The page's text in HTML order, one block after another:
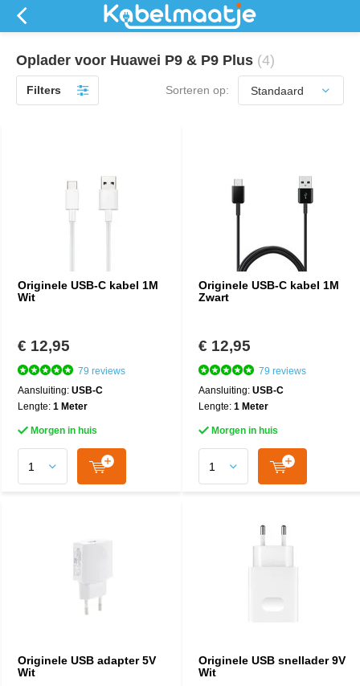
Oplader voor Huawei P9 & P9 Plus (4)
Filters Sorteren op:
Originele USB-C kabel 1M
Wit
€ 12,95
79 reviews
Aansluiting: USB-C
Lengte: 1 Meter
Morgen in huis
Originele USB-C kabel 1M
Zwart
€ 12,95
79 reviews
Aansluiting: USB-C
Lengte: 1 Meter
Morgen in huis
Originele USB adapter 5V
Wit
Originele USB snellader 9V
Wit